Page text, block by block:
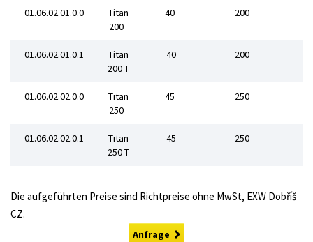
01.06.02.01.0.0
Titan
200
40 200
01.06.02.01.0.1
Titan
200 T
40 200
01.06.02.02.0.0
Titan
250
45 250
01.06.02.02.0.1
Titan
250 T
45 250
Die aufgeführten Preise sind Richtpreise ohne MwSt, EXW Dobříš
CZ.
Anfrage